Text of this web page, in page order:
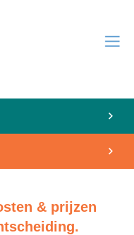
& prijzen